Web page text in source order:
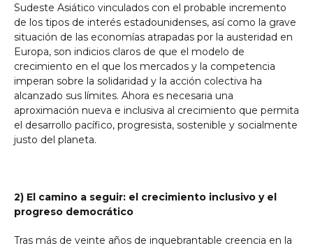
Sudeste Asiático vinculados con el probable incremento
de los tipos de interés estadounidenses, así como la grave
situación de las economías atrapadas por la austeridad en
Europa, son indicios claros de que el modelo de
crecimiento en el que los mercados y la competencia
imperan sobre la solidaridad y la acción colectiva ha
alcanzado sus límites. Ahora es necesaria una
aproximación nueva e inclusiva al crecimiento que permita
el desarrollo pacífico, progresista, sostenible y socialmente
justo del planeta.
2) El camino a seguir: el crecimiento inclusivo y el
progreso democrático
Tras más de veinte años de inquebrantable creencia en la